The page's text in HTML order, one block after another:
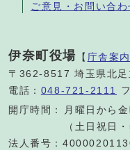
ご意見・お問い合わ
伊奈町役場 【 庁舎案
〒362-8517 埼玉県北足
電話： 048-721-2111
開庁時間：
月曜日から
（土日祝日
法人番号：